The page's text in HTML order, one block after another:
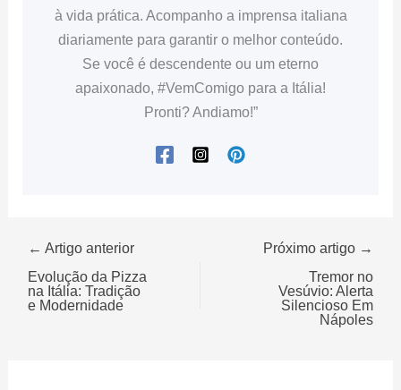
à vida prática. Acompanho a imprensa italiana
diariamente para garantir o melhor conteúdo.
Se você é descendente ou um eterno
apaixonado, #VemComigo para a Itália!
Pronti? Andiamo!”
← Artigo anterior
Evolução da Pizza
na Itália: Tradição
e Modernidade
Próximo artigo →
Tremor no
Vesúvio: Alerta
Silencioso Em
Nápoles